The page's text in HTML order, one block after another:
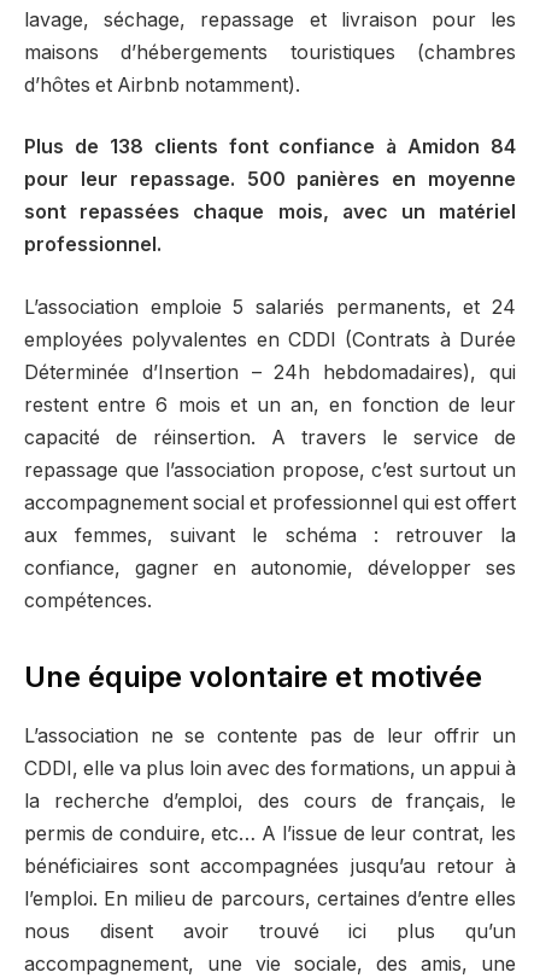
lavage, séchage, repassage et livraison pour les
maisons d’hébergements touristiques (chambres
d’hôtes et Airbnb notamment).
Plus de 138 clients font confiance à Amidon 84
pour leur repassage. 500 panières en moyenne
sont repassées chaque mois, avec un matériel
professionnel.
L’association emploie 5 salariés permanents, et 24
employées polyvalentes en CDDI (Contrats à Durée
Déterminée d’Insertion – 24h hebdomadaires), qui
restent entre 6 mois et un an, en fonction de leur
capacité de réinsertion. A travers le service de
repassage que l’association propose, c’est surtout un
accompagnement social et professionnel qui est offert
aux femmes, suivant le schéma : retrouver la
confiance, gagner en autonomie, développer ses
compétences.
Une équipe volontaire et motivée
L’association ne se contente pas de leur offrir un
CDDI, elle va plus loin avec des formations, un appui à
la recherche d’emploi, des cours de français, le
permis de conduire, etc… A l’issue de leur contrat, les
bénéficiaires sont accompagnées jusqu’au retour à
l’emploi. En milieu de parcours, certaines d’entre elles
nous disent avoir trouvé ici plus qu’un
accompagnement, une vie sociale, des amis, une